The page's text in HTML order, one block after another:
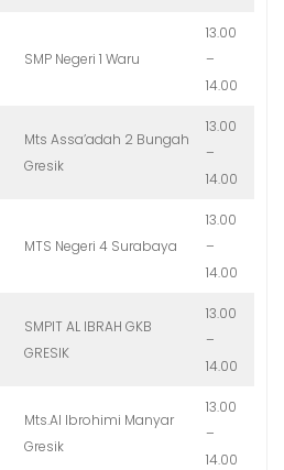
SMP Negeri 1 Waru
13.00
–
14.00
Mts Assa’adah 2 Bungah
Gresik
13.00
–
14.00
MTS Negeri 4 Surabaya
13.00
–
14.00
SMPIT AL IBRAH GKB
GRESIK
13.00
–
14.00
Mts.Al Ibrohimi Manyar
Gresik
13.00
–
14.00